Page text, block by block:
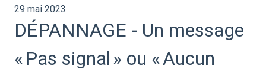
29 mai 2023
DÉPANNAGE - Un message
« Pas signal » ou « Aucun